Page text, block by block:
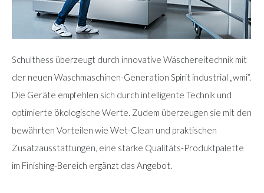
Schulthess überzeugt durch innovative Wäschereitechnik mit
der neuen Waschmaschinen-Generation Spirit industrial „wmi“.
Die Geräte empfehlen sich durch intelligente Technik und
optimierte ökologische Werte. Zudem überzeugen sie mit den
bewährten Vorteilen wie Wet-Clean und praktischen
Zusatzausstattungen, eine starke Qualitäts-Produktpalette
im Finishing-Bereich ergänzt das Angebot.